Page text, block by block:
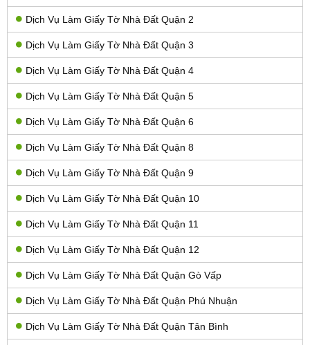
Dịch Vụ Làm Giấy Tờ Nhà Đất Quận 2
Dịch Vụ Làm Giấy Tờ Nhà Đất Quận 3
Dịch Vụ Làm Giấy Tờ Nhà Đất Quận 4
Dịch Vụ Làm Giấy Tờ Nhà Đất Quận 5
Dịch Vụ Làm Giấy Tờ Nhà Đất Quận 6
Dịch Vụ Làm Giấy Tờ Nhà Đất Quận 8
Dịch Vụ Làm Giấy Tờ Nhà Đất Quận 9
Dịch Vụ Làm Giấy Tờ Nhà Đất Quận 10
Dịch Vụ Làm Giấy Tờ Nhà Đất Quận 11
Dịch Vụ Làm Giấy Tờ Nhà Đất Quận 12
Dịch Vụ Làm Giấy Tờ Nhà Đất Quận Gò Vấp
Dịch Vụ Làm Giấy Tờ Nhà Đất Quận Phú Nhuận
Dịch Vụ Làm Giấy Tờ Nhà Đất Quận Tân Bình